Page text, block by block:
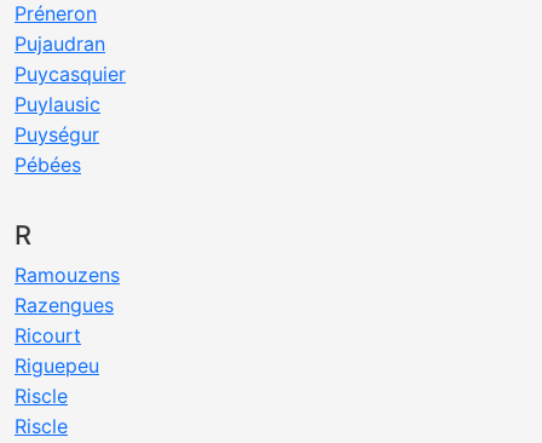
Préneron
Pujaudran
Puycasquier
Puylausic
Puységur
Pébées
R
Ramouzens
Razengues
Ricourt
Riguepeu
Riscle
Riscle